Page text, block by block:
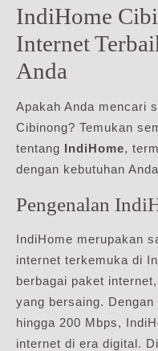
IndiHome
Internet
Anda
Apakah Anda mencari
Cibinong? Temukan
tentang IndiHome,
dengan kebutuhan
Pengenalan
IndiHome merupakan
internet terkemuka di
berbagai paket
yang bersaing.
hingga 200 Mbps,
internet di era digital.